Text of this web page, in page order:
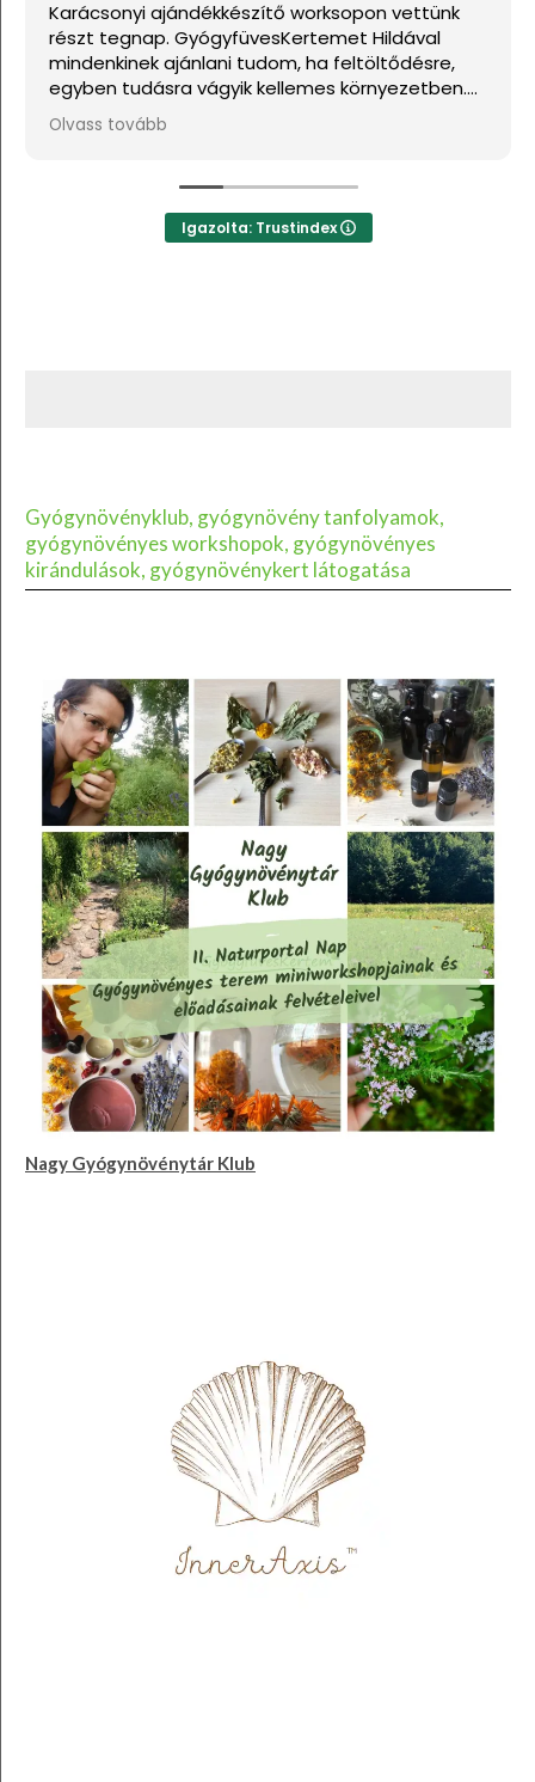
Karácsonyi ajándékkészítő worksopon vettünk
részt tegnap. GyógyfüvesKertemet Hildával
mindenkinek ajánlani tudom, ha feltöltődésre,
egyben tudásra vágyik kellemes környezetben.
Ha lehetne sokkal több csillagot adni, akkor azt
mind adnám.
Olvass tovább
Igazolta: Trustindex
Gyógynövényklub, gyógynövény tanfolyamok,
gyógynövényes workshopok, gyógynövényes
kirándulások, gyógynövénykert látogatása
Nagy Gyógynövénytár Klub